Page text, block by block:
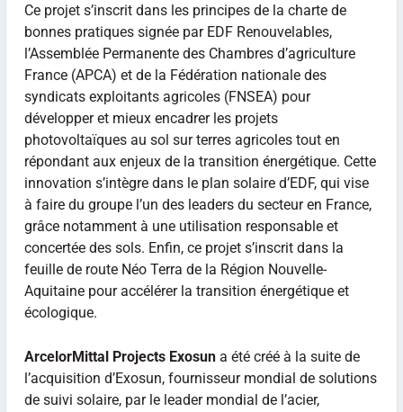
Ce projet s’inscrit dans les principes de la charte de
bonnes pratiques signée par EDF Renouvelables,
l’Assemblée Permanente des Chambres d’agriculture
France (APCA) et de la Fédération nationale des
syndicats exploitants agricoles (FNSEA) pour
développer et mieux encadrer les projets
photovoltaïques au sol sur terres agricoles tout en
répondant aux enjeux de la transition énergétique. Cette
innovation s’intègre dans le plan solaire d’EDF, qui vise
à faire du groupe l’un des leaders du secteur en France,
grâce notamment à une utilisation responsable et
concertée des sols. Enfin, ce projet s’inscrit dans la
feuille de route Néo Terra de la Région Nouvelle-
Aquitaine pour accélérer la transition énergétique et
écologique.
ArcelorMittal Projects Exosuna été créé à la suite de
l’acquisition d’Exosun, fournisseur mondial de solutions
de suivi solaire, par le leader mondial de l’acier,